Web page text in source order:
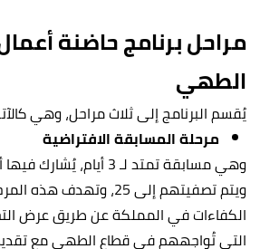
مراحل برنامج حاضنة
الطهي
يُقسم البرنامج إلى ثلاث مراحل، وهي
مرحلة المسابقة الافتراضية
ويتم تصفيتهم إلى 25،
الكفاءات في المملكة عن طريق عرض
التي تُواجههم في قطاع الطهي مع